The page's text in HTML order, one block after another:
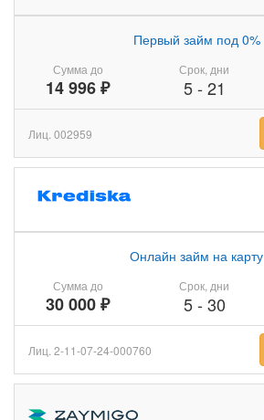
Сумма до
14 996 ₽
Первый займ под 0%
Срок, дни
5- 21
Лиц. 002959
Сумма до
30 000 ₽
Онлайн займ на карту
Срок, дни
5- 30
Лиц. 2-11-07-24-000760